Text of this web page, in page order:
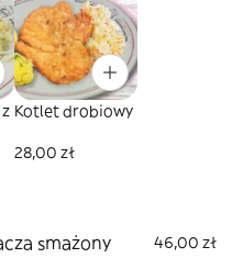
Kotlet drobiowy
28,00 zł
smażony
46,00 zł